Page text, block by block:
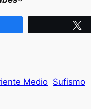
Medio Sufismo